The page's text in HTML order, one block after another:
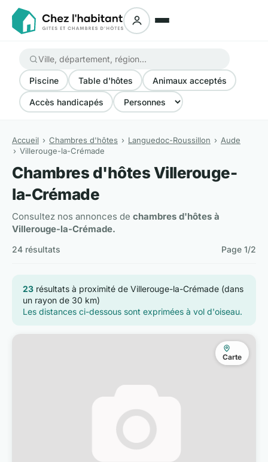
Piscine Table d'hôtes Animaux acceptés
Accès handicapés
Accueil Chambres d'hôtes Languedoc-Roussillon
Aude
Villerouge-la-Crémade
Chambres d'hôtes Villerouge-
la-Crémade
Consultez nos annonces de chambres d'hôtes à
Villerouge-la-Crémade.
24 résultats Page 1/2
23 résultats à proximité de Villerouge-la-Crémade (dans
un rayon de 30 km)
Les distances ci-dessous sont exprimées à vol d'oiseau.
Carte